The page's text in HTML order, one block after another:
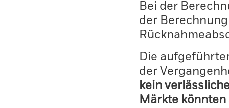
Bei der
der
Die
der
kein
Märkte